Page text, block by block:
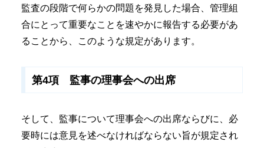
監査の段階で何らかの問題を発見した場合、管理組
合にとって重要なことを速やかに報告する必要があ
ることから、このような規定があります。
第4項 監事の理事会への出席
そして、監事について理事会への出席ならびに、必
要時には意見を述べなければならない旨が規定され